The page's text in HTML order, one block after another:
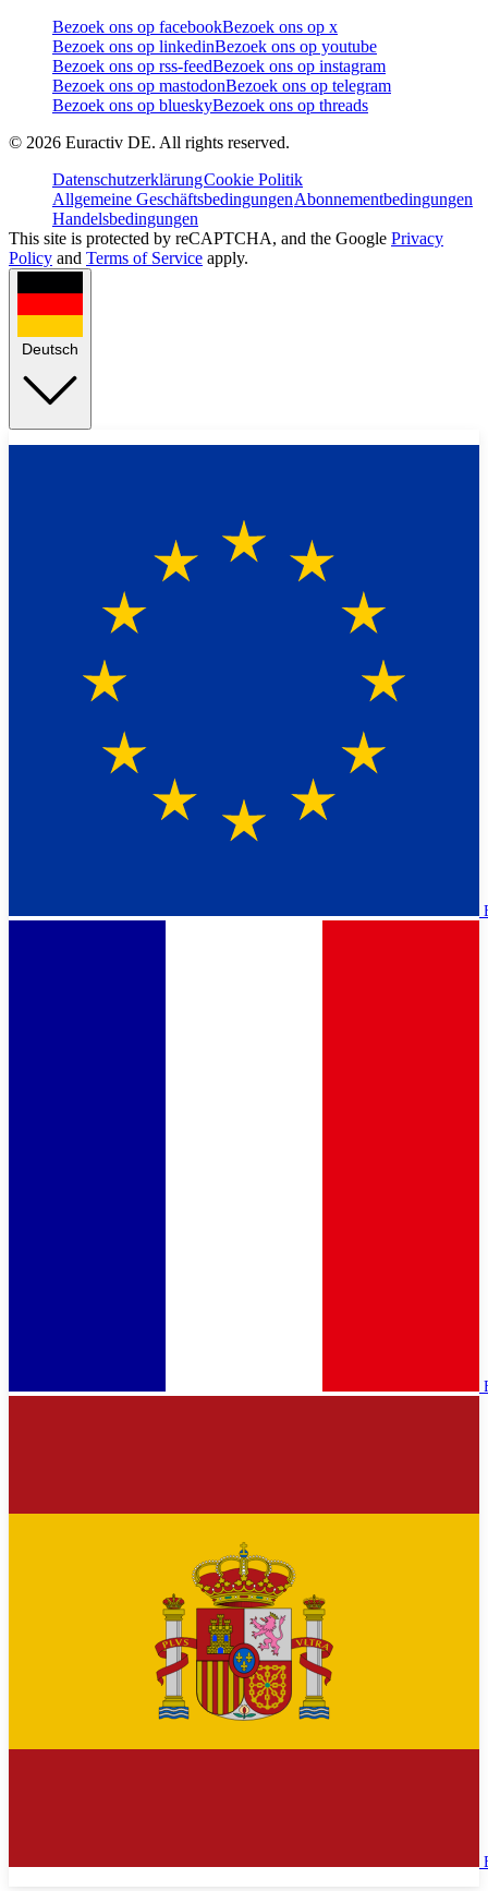
Bezoek ons op facebookBezoek ons op x
Bezoek ons op linkedinBezoek ons op youtube
Bezoek ons op rss-feedBezoek ons op instagram
Bezoek ons op mastodonBezoek ons op telegram
Bezoek ons op blueskyBezoek ons op threads
© 2026 Euractiv DE. All rights reserved.
DatenschutzerklärungCookie Politik
Allgemeine GeschäftsbedingungenAbonnementbedingungen
Handelsbedingungen
This site is protected by reCAPTCHA, and the Google Privacy
Policy and Terms of Service apply.
Deutsch